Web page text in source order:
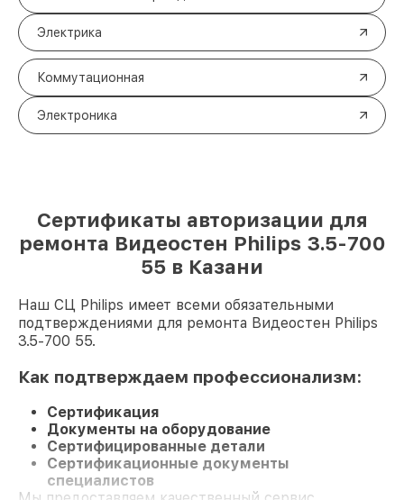
Электрика
Коммутационная
Электроника
Сертификаты авторизации для
ремонта Видеостен Philips 3.5-700
55 в Казани
Наш СЦ Philips имеет всеми обязательными
подтверждениями для ремонта Видеостен Philips
3.5-700 55.
Как подтверждаем профессионализм:
Сертификация
Документы на оборудование
Сертифицированные детали
Сертификационные документы
специалистов